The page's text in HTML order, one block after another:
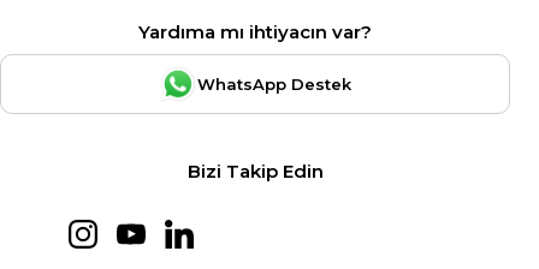
Yardıma mı ihtiyacın var?
WhatsApp Destek
Bizi Takip Edin